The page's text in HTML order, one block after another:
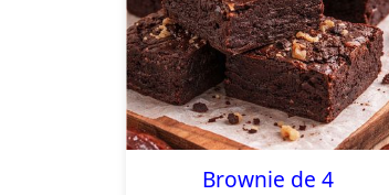
Brownie de 4